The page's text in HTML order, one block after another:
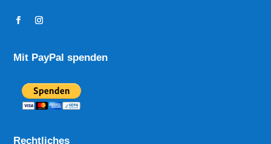
Mit PayPal spenden
Rechtliches